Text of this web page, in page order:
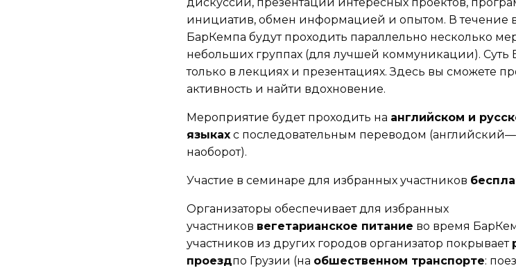
инициатив, обмен информацией и опытом. В течение
БарКемпа будут проходить параллельно несколько
небольших группах (для лучшей коммуникации). Суть
только в лекциях и презентациях. Здесь вы сможете
активность и найти вдохновение.
Мероприятие будет проходить на английском и
языкахс последовательным переводом
наоборот).
Участие в семинаре для избранных участников
Организаторы обеспечивает для избранных
участников вегетарианское питание во время
участников из других городов организатор покрывает
проездпо Грузии (на обшественном транспорте: